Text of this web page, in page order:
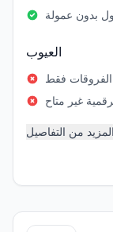
بدون عمولة
العيوب
فقط
غير متاح
المزيد من التفاصيل